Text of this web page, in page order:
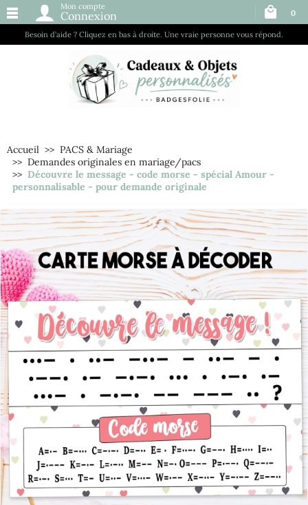
Besoin d’aide ? Cliquez en bas à droite. Une vraie personne vous répond.
Mon compte
Connexion 0
Accueil
PACS & Mariage
Demandes originales en mariage/pacs
Découvre le message - code morse - spécial Amour -
personnalisable - pour demande originale